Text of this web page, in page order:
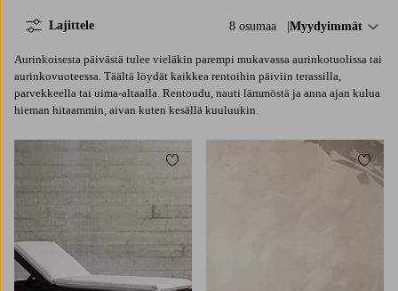
8 osumaa Lajittele:
Myydyimmät
Lajittele
Aurinkoisesta päivästä tulee vieläkin parempi mukavassa aurinkotuolissa tai
aurinkovuoteessa. Täältä löydät kaikkea rentoihin päiviin terassilla,
parvekkeella tai uima-altaalla. Rentoudu, nauti lämmöstä ja anna ajan kulua
hieman hitaammin, aivan kuten kesällä kuuluukin.
Lisää suosikkeihin Lisää